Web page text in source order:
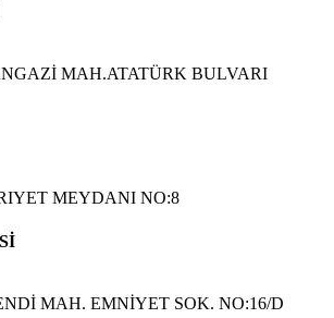
MAH.ATATÜRK BULVARI
MEYDANI NO:8
MAH. EMNİYET SOK. NO:16/D